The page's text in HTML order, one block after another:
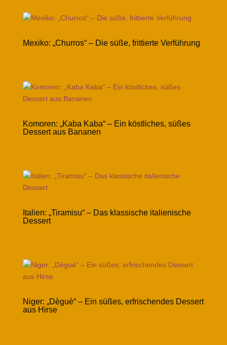
Mexiko: „Churros“ – Die süße, frittierte Verführung
Komoren: „Kaba Kaba“ – Ein köstliches, süßes
Dessert aus Bananen
Italien: „Tiramisu“ – Das klassische italienische
Dessert
Niger: „Dèguè“ – Ein süßes, erfrischendes Dessert
aus Hirse